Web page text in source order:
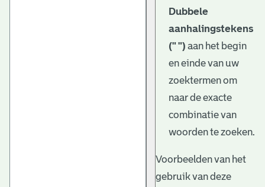
Dubbele
aanhalingstekens
(" ") aan het begin
en einde van uw
zoektermen om
naar de exacte
combinatie van
woorden te zoeken.
Voorbeelden van het
gebruik van deze